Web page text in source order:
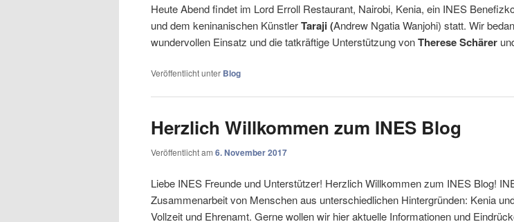
Heute Abend findet im Lord Erroll Restaurant, Nairobi, Kenia, ein INES
und dem keninanischen KünstlerTaraji (Andrew Ngatia Wanjohi) statt. Wir
wundervollen Einsatz und die tatkräftige Unterstützung vonTherese Schärer
Veröffentlicht unter Blog
Herzlich Willkommen zum INES Blog
Veröffentlicht am 6. November 2017
Liebe INES Freunde und Unterstützer! Herzlich Willkommen zum INES Blog!
Zusammenarbeit von Menschen aus unterschiedlichen Hintergründen: Kenia
Vollzeit und Ehrenamt. Gerne wollen wir hier aktuelle Informationen und